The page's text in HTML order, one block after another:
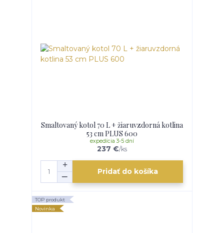
Smaltovaný kotol 70 L + žiaruvzdorná kotlina
53 cm PLUS 600
237 €/ks
expedícia 3-5 dní
Pridať do košíka
TOP produkt
Novinka